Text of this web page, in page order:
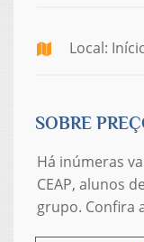
Local:
SOBRE
Há inúmeras
CEAP, alunos
grupo. Confira